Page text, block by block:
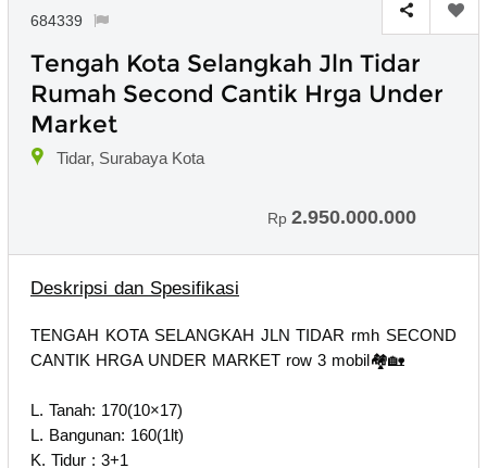
684339
Tengah Kota Selangkah Jln Tidar
Rumah Second Cantik Hrga Under
Market
Tidar, Surabaya Kota
Rp 2.950.000.000
Deskripsi dan Spesifikasi
TENGAH KOTA SELANGKAH JLN TIDAR rmh SECOND
CANTIK HRGA UNDER MARKET row 3 mobil🏘🏡
L. Tanah: 170(10×17)
L. Bangunan: 160(1lt)
K. Tidur : 3+1